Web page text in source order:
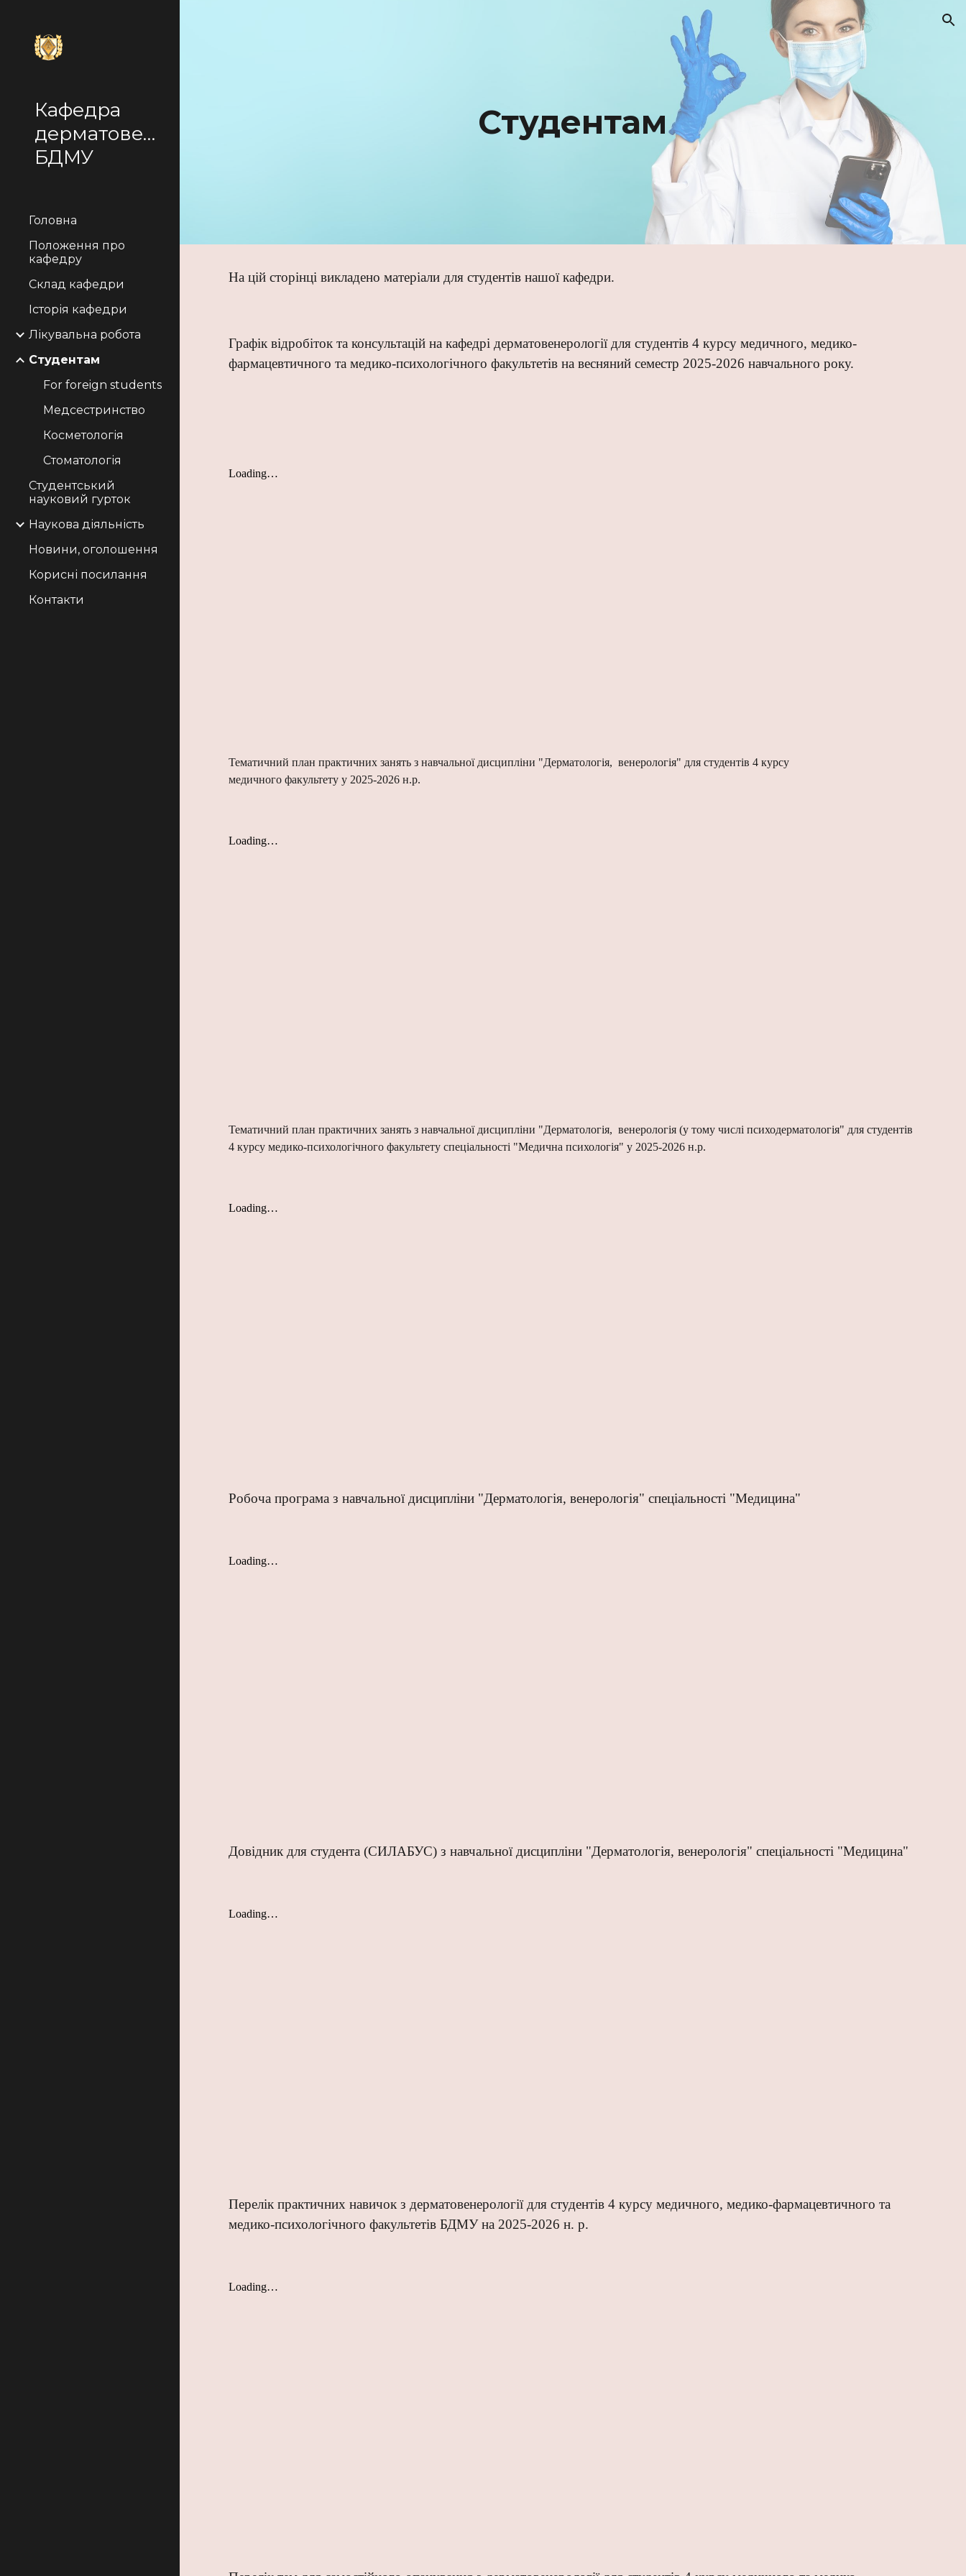
Кафедра
дерматовенерології
БДМУ
Головна
Положення про
кафедру
Склад кафедри
Історія кафедри
Лікувальна робота
Студентам
For foreign students
Медсестринство
Косметологія
Стоматологія
Студентський
науковий гурток
Наукова діяльність
Новини, оголошення
Корисні посилання
Контакти
Студентам
На цій сторінці викладено матеріали для студентів нашої кафедри.
Графік відробіток та консультацій на кафедрі дерматовенерології для студентів 4 курсу медичного, медико-
фармацевтичного та медико-психологічного факультетів на весняний семестр 2025-2026 навчального року.
Тематичний план практичних занять з навчальної дисципліни "Дерматологія, венерологія" для студентів 4 курсу
медичного факультету у 2025-2026 н.р.
Тематичний план практичних занять з навчальної дисципліни "Дерматологія, венерологія (у тому числі психодерматологія" для студентів
4 курсу медико-психологічного факультету спеціальності "Медична психологія" у 2025-2026 н.р.
Робоча програма з навчальної дисципліни "Дерматологія, венерологія" спеціальності "Медицина"
Довідник для студента (СИЛАБУС) з навчальної дисципліни "Дерматологія, венерологія" спеціальності "Медицина"
Перелік практичних навичок з дерматовенерології длястудентів 4 курсу медичного,медико-фармацевтичного та
медико-психологічного факультетів БДМУ на 2025-2026 н. р.